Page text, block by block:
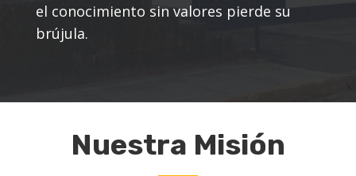
el conocimiento sin valores pierde su
brújula.
Nuestra Misión